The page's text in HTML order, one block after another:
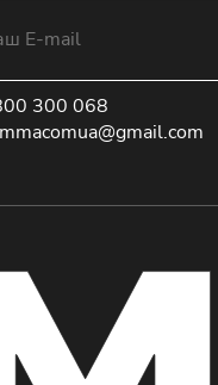
300 068